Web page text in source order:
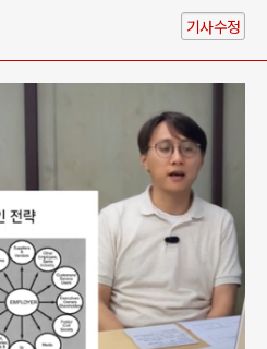
기사수정